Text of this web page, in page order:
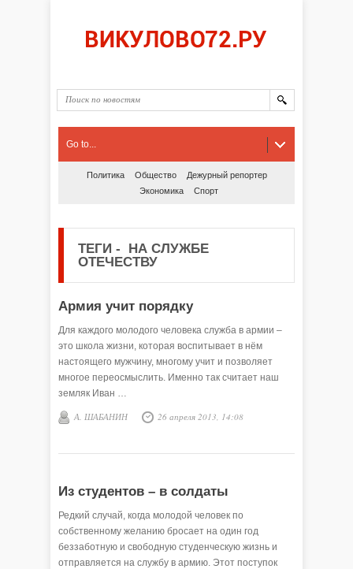
Go to...
Политика Общество
Дежурный репортер
Экономика
Спорт
ТЕГИ - НА СЛУЖБЕ
ОТЕЧЕСТВУ
Армия учит порядку
Для каждого молодого человека служба в армии –
это школа жизни, которая воспитывает в нём
настоящего мужчину, многому учит и позволяет
многое переосмыслить. Именно так считает наш
земляк Иван …
А. ШАБАНИН 26 апреля 2013, 14:08
Из студентов – в солдаты
Редкий случай, когда молодой человек по
собственному желанию бросает на один год
беззаботную и свободную студенческую жизнь и
отправляется на службу в армию. Этот поступок